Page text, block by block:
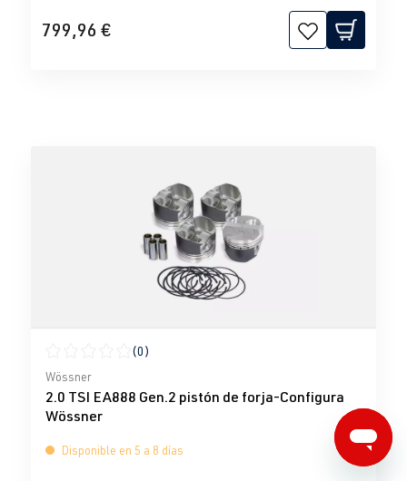
799,96 €
Calificación promedio de 0 de 5 estrellas
(0)
Wössner
2.0 TSI EA888 Gen.2 pistón de forja-Configura
Wössner
Disponible en 5 a 8 días